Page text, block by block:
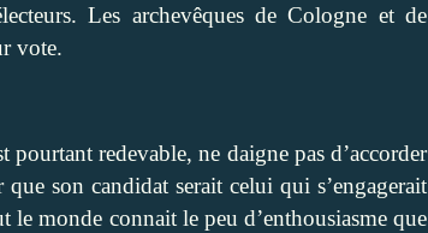
Les archevêques de Cologne et de
vote.
redevable, ne daigne pas d’accorder
son candidat serait celui qui s’engagerait
monde connait le peu d’enthousiasme que